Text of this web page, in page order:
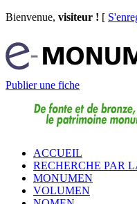
Bienvenue, visiteur ! [
Publier une fiche
ACCUEIL
RECHERCHE PAR
MONUMEN
VOLUMEN